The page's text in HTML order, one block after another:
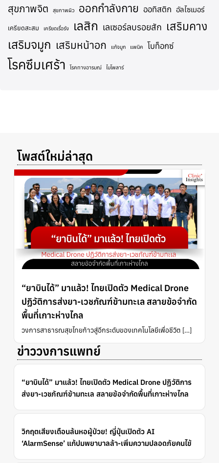
สุขภาพจิต สุขภาพผิว ออกกำลังกาย ออทิสติก อัลไซเมอร์
เครียดสะสม เครียดเรื้อรัง เลสิก เลเซอร์ลบรอยสัก เสริมคาง
เสริมจมูก เสริมหน้าอก แก้จมูก แพนิค โบท็อกซ์
โรคซึมเศร้า โรคทางอารมณ์ ไบโพลาร์
โพสต์ใหม่ล่าสุด
“ยาบินได้” มาแล้ว! ไทยเปิดตัว Medical Drone
ปฏิวัติการส่งยา-เวชภัณฑ์ข้ามทะเล สลายข้อจำกัด
พื้นที่เกาะห่างไกล
วงการสาธารณสุขไทยก้าวสู่อีกระดับของเทคโนโลยีเพื่อชีวิต […]
ข่าววงการแพทย์
“ยาบินได้” มาแล้ว! ไทยเปิดตัว Medical Drone ปฏิวัติการ
ส่งยา-เวชภัณฑ์ข้ามทะเล สลายข้อจำกัดพื้นที่เกาะห่างไกล
วิกฤตเสียงเตือนล้นหอผู้ป่วย! ญี่ปุ่นเปิดตัว AI
‘AlarmSense’ แก้ปมพยาบาลล้า-เพิ่มความปลอดภัยคนไข้